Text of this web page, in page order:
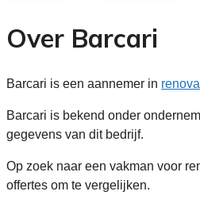
Over Barcari
Barcari is een aannemer in
Barcari is bekend onder
gegevens van dit bedrijf.
Op zoek naar een vakman voor
offertes om te vergelijken.